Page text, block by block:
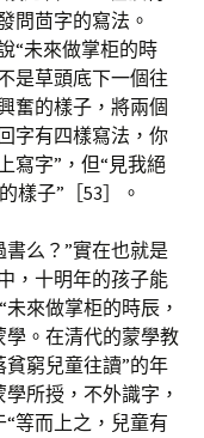
問茴字的寫法。
“未來做掌柜的時
是草頭底下一個往
奮的樣子，將兩個
字有四樣寫法，你
寫字”，但“見我絕
樣子”［53］。
么？”實在也就是
，十明年的孩子能
來做掌柜的時辰，
學。在清代的蒙學教
窮兒童往讀”的年
所授，不外識字，
等而上之，兒童有